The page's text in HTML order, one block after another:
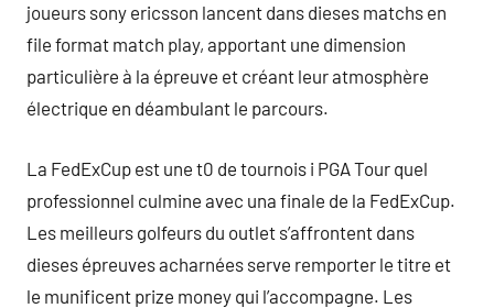
joueurs sony ericsson lancent dans dieses matchs en
file format match play, apportant une dimension
particulière à la épreuve et créant leur atmosphère
électrique en déambulant le parcours.
La FedExCup est une t0 de tournois i PGA Tour quel
professionnel culmine avec una finale de la FedExCup.
Les meilleurs golfeurs du outlet s’affrontent dans
dieses épreuves acharnées serve remporter le titre et
le munificent prize money qui l’accompagne. Les